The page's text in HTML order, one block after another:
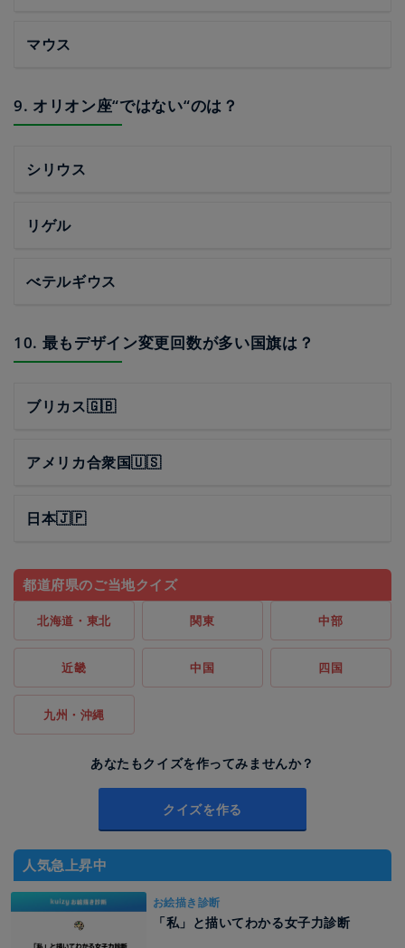
マウス
9. オリオン座“ではない“のは？
シリウス
リゲル
べテルギウス
10. 最もデザイン変更回数が多い国旗は？
ブリカス🇬🇧
アメリカ合衆国🇺🇸
日本🇯🇵
都道府県のご当地クイズ
北海道・東北 関東 中部
近畿 中国 四国
九州・沖縄
あなたもクイズを作ってみませんか？
クイズを作る
人気急上昇中
お絵描き診断
「私」と描いてわかる女子力診断